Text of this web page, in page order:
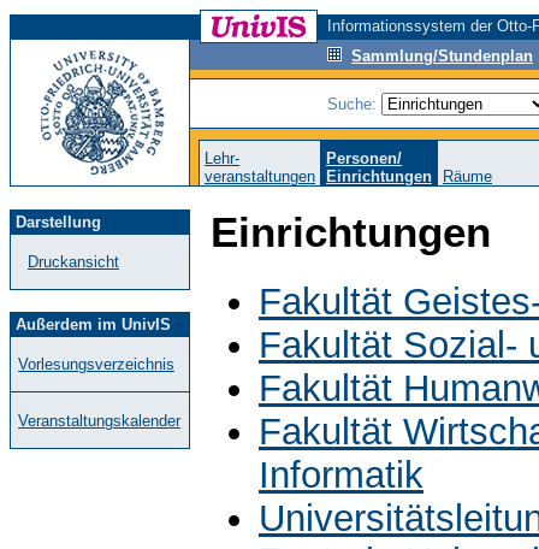
Informationssystem der
Sammlung/Stundenplan
Suche:
Lehr-
veranstaltungen
Personen/
Einrichtungen
Räume
Darstellung
Druckansicht
Außerdem im UnivIS
Vorlesungsverzeichnis
Veranstaltungskalender
Einrichtungen
Fakultät
Fakultät Sozial-
Fakultät
Fakultät
Informatik